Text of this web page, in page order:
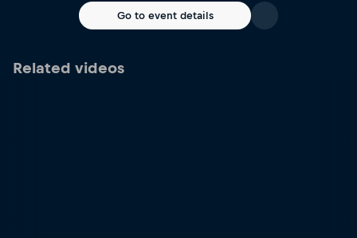
Go to event details
Related videos